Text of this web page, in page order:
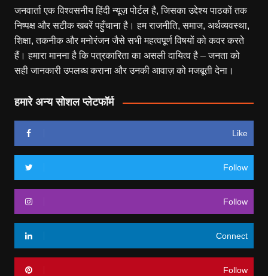
जनवार्ता एक विश्वसनीय हिंदी न्यूज़ पोर्टल है, जिसका उद्देश्य पाठकों तक
निष्पक्ष और सटीक खबरें पहुँचाना है। हम राजनीति, समाज, अर्थव्यवस्था,
शिक्षा, तकनीक और मनोरंजन जैसे सभी महत्वपूर्ण विषयों को कवर करते
हैं। हमारा मानना है कि पत्रकारिता का असली दायित्व है – जनता को
सही जानकारी उपलब्ध कराना और उनकी आवाज़ को मजबूती देना।
हमारे अन्य सोशल प्लेटफॉर्म
Like
Follow
Follow
Connect
Follow